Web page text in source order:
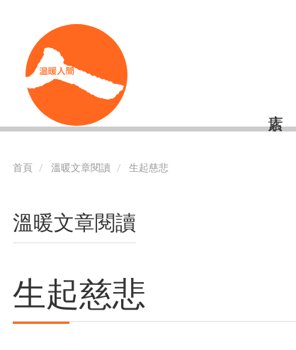
Shortcut
首頁 溫暖文章閱讀 生起慈悲
溫暖文章閱讀
生起慈悲